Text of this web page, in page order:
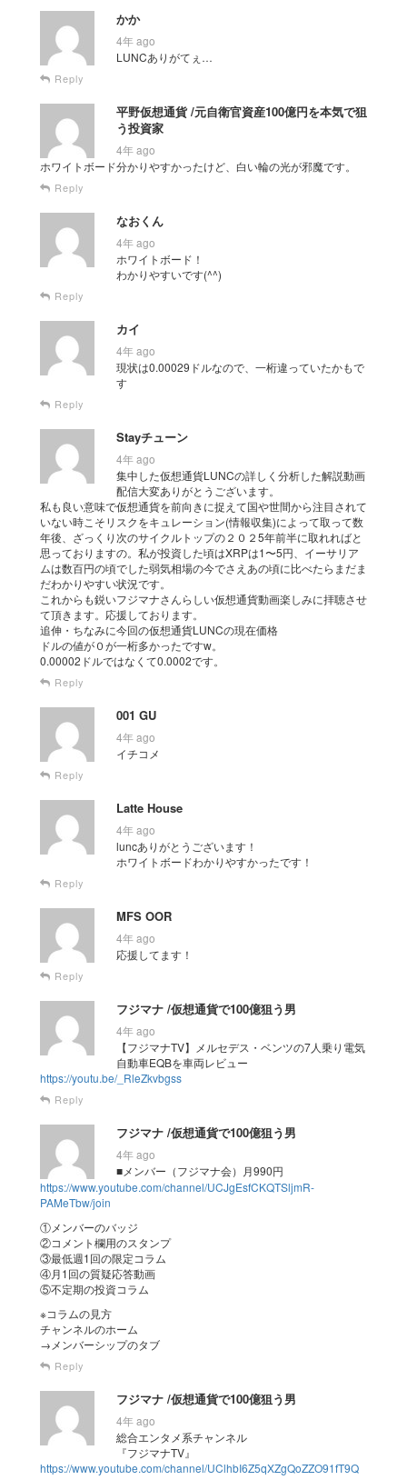
かか
4年 ago
LUNCありがてぇ…
Reply
平野仮想通貨 /元自衛官資産100億円を本気で狙
う投資家
4年 ago
ホワイトボード分かりやすかったけど、白い輪の光が邪魔です。
Reply
なおくん
4年 ago
ホワイトボード！
わかりやすいです(^^)
Reply
カイ
4年 ago
現状は0.00029ドルなので、一桁違っていたかもで
す
Reply
Stayチューン
4年 ago
集中した仮想通貨LUNCの詳しく分析した解説動画
配信大変ありがとうございます。
私も良い意味で仮想通貨を前向きに捉えて国や世間から注目されて
いない時こそリスクをキュレーション(情報収集)によって取って数
年後、ざっくり次のサイクルトップの２０２5年前半に取れればと
思っておりますの。私が投資した頃はXRPは1〜5円、イーサリア
ムは数百円の頃でした弱気相場の今でさえあの頃に比べたらまだま
だわかりやすい状況です。
これからも鋭いフジマナさんらしい仮想通貨動画楽しみに拝聴させ
て頂きます。応援しております。
追伸・ちなみに今回の仮想通貨LUNCの現在価格
ドルの値が０が一桁多かったですw。
0.00002ドルではなくて0.0002です。
Reply
001 GU
4年 ago
イチコメ
Reply
Latte House
4年 ago
luncありがとうございます！
ホワイトボードわかりやすかったです！
Reply
MFS OOR
4年 ago
応援してます！
Reply
フジマナ /仮想通貨で100億狙う男
4年 ago
【フジマナTV】メルセデス・ベンツの7人乗り電気
自動車EQBを車両レビュー
https://youtu.be/_RleZkvbgss
Reply
フジマナ /仮想通貨で100億狙う男
4年 ago
■メンバー（フジマナ会）月990円
https://www.youtube.com/channel/UCJgEsfCKQTSljmR-
PAMeTbw/join
①メンバーのバッジ
②コメント欄用のスタンプ
③最低週1回の限定コラム
④月1回の質疑応答動画
⑤不定期の投資コラム
※コラムの見方
チャンネルのホーム
→メンバーシップのタブ
Reply
フジマナ /仮想通貨で100億狙う男
4年 ago
総合エンタメ系チャンネル
『フジマナTV』
https://www.youtube.com/channel/UClhbI6Z5qXZgQoZZO91fT9Q